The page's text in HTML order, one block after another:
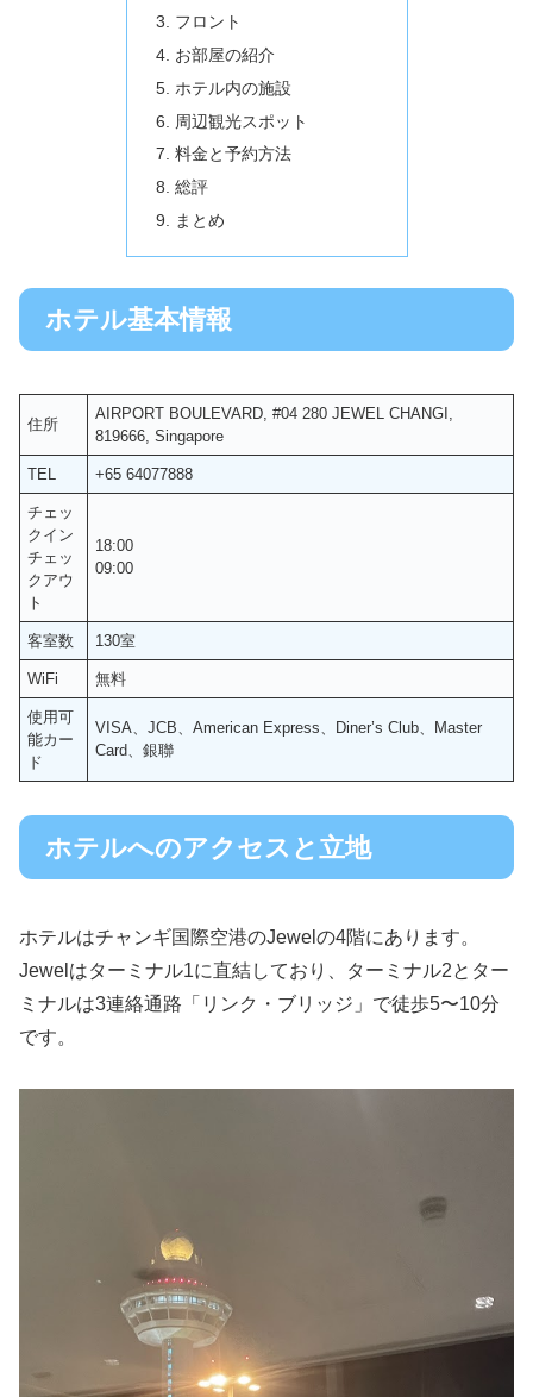
フロント
お部屋の紹介
ホテル内の施設
周辺観光スポット
料金と予約方法
総評
まとめ
ホテル基本情報
住所
AIRPORT BOULEVARD, #04 280 JEWEL CHANGI,
819666, Singapore
TEL +65 64077888
チェッ
クイン
チェッ
クアウ
ト
18:00
09:00
客室数 130室
WiFi 無料
使用可
能カー
ド
VISA、JCB、American Express、Diner’s Club、Master
Card、銀聯
ホテルへのアクセスと立地
ホテルはチャンギ国際空港のJewelの4階にあります。
Jewelはターミナル1に直結しており、ターミナル2とター
ミナルは3連絡通路「リンク・ブリッジ」で徒歩5〜10分
です。